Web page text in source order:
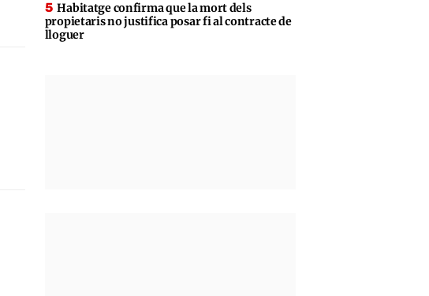
Habitatge confirma que la mort dels
propietaris no justifica posar fi al contracte de
lloguer